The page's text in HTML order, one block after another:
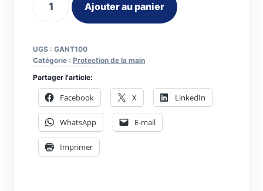
soudeur
kevlar
Softouch
10-
1050
Ajouter au panier
UGS : GANT100
Catégorie : Protection de la main
Partager l'article:
Facebook X LinkedIn
WhatsApp E-mail
Imprimer